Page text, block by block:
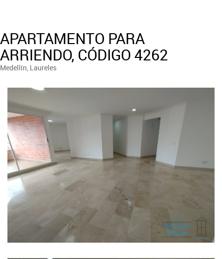
APARTAMENTO PARA
ARRIENDO, CÓDIGO 4262
Medellín, Laureles